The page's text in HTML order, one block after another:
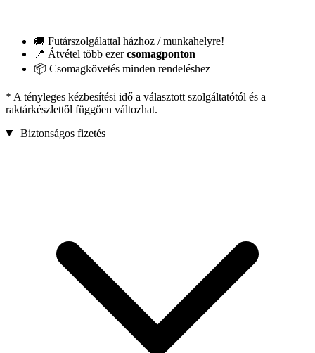
🚚 Futárszolgálattal házhoz / munkahelyre!
📍 Átvétel több ezercsomagponton
📦 Csomagkövetés minden rendeléshez
* A tényleges kézbesítési idő a választott szolgáltatótól és a
raktárkészlettől függően változhat.
Biztonságos fizetés